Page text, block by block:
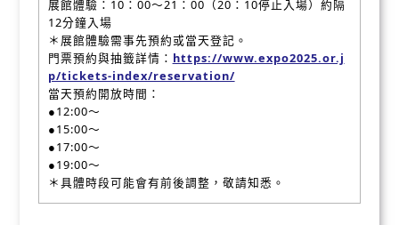
展館體驗：10：00～21：00（20：10停止入場）約隔
12分鐘入場
＊展館體驗需事先預約或當天登記。
門票預約與抽籤詳情： https://www.expo2025.or.j
p/tickets-index/reservation/
當天預約開放時間：
●12:00～
●15:00～
●17:00～
●19:00～
＊具體時段可能會有前後調整，敬請知悉。